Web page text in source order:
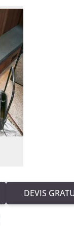
DEVIS